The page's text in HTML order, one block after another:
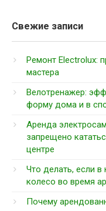
Свежие записи
Ремонт Electrolux:
мастера
Велотренажер:
форму дома и в
Аренда
запрещено
центре
Что делать, если в
колесо во время
Почему